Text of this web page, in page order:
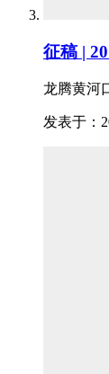
征稿 |
龙腾黄河
发表于：